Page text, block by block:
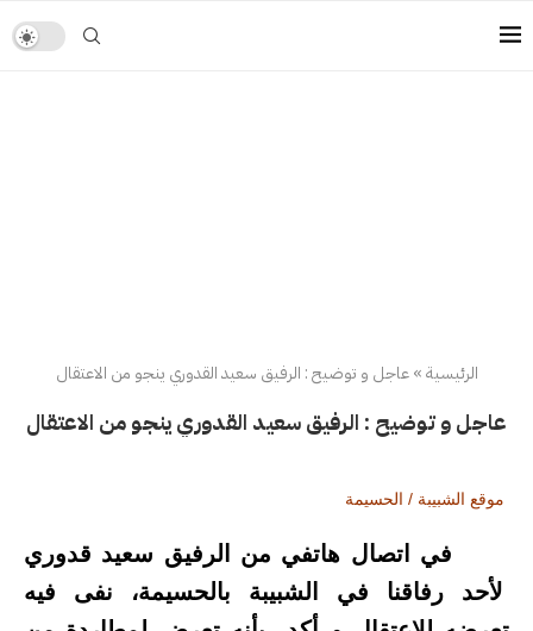
الرئيسية»عاجل و توضيح : الرفيق سعيد القدوري ينجو من الاعتقال
عاجل و توضيح : الرفيق سعيد القدوري ينجو من الاعتقال
موقع الشبيبة / الحسيمة
في اتصال هاتفي من الرفيق سعيد قدوري
لأحد رفاقنا في الشبيبة بالحسيمة، نفى فيه